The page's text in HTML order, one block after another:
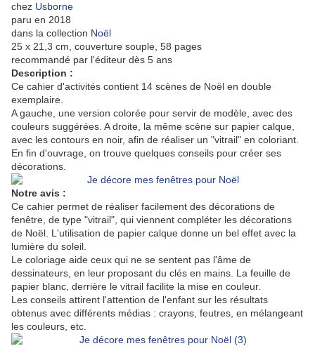
chez Usborne
paru en 2018
dans la collection Noël
25 x 21,3 cm, couverture souple, 58 pages
recommandé par l'éditeur dès 5 ans
Description :
Ce cahier d'activités contient 14 scènes de Noël en double
exemplaire.
A gauche, une version colorée pour servir de modèle, avec des
couleurs suggérées. A droite, la même scène sur papier calque,
avec les contours en noir, afin de réaliser un "vitrail" en coloriant.
En fin d'ouvrage, on trouve quelques conseils pour créer ses
décorations.
Notre avis :
Ce cahier permet de réaliser facilement des décorations de
fenêtre, de type "vitrail", qui viennent compléter les décorations
de Noël. L'utilisation de papier calque donne un bel effet avec la
lumière du soleil.
Le coloriage aide ceux qui ne se sentent pas l'âme de
dessinateurs, en leur proposant du clés en mains. La feuille de
papier blanc, derrière le vitrail facilite la mise en couleur.
Les conseils attirent l'attention de l'enfant sur les résultats
obtenus avec différents médias : crayons, feutres, en mélangeant
les couleurs, etc.